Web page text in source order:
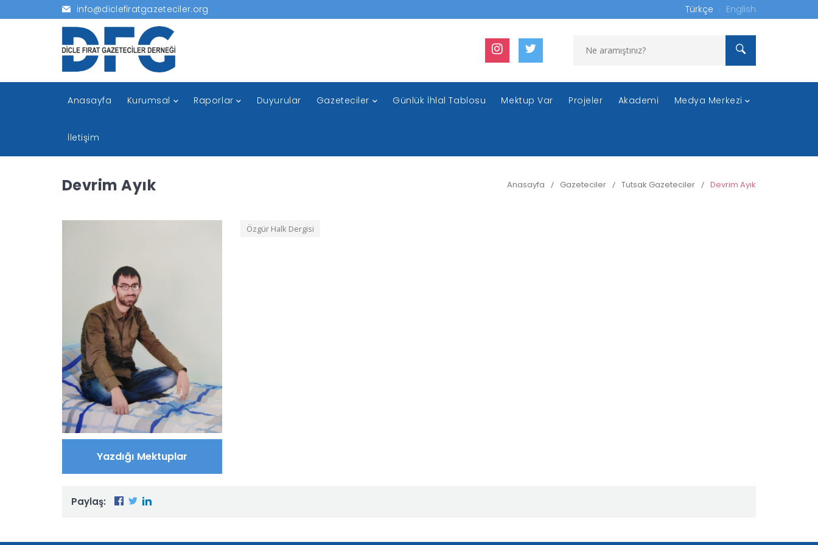
info@diclefiratgazeteciler.org Türkçe English
Anasayfa Kurumsal Raporlar Duyurular Gazeteciler Günlük İhlal Tablosu Mektup Var Projeler Akademi Medya Merkezi
İletişim
Devrim Ayık Anasayfa / Gazeteciler / Tutsak Gazeteciler / Devrim Ayık
Yazdığı Mektuplar
Özgür Halk Dergisi
Paylaş: